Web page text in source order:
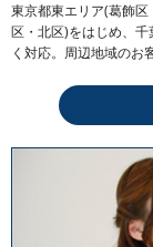
東京都東エリア(葛飾
区・北区)をはじめ、
く対応。周辺地域のお